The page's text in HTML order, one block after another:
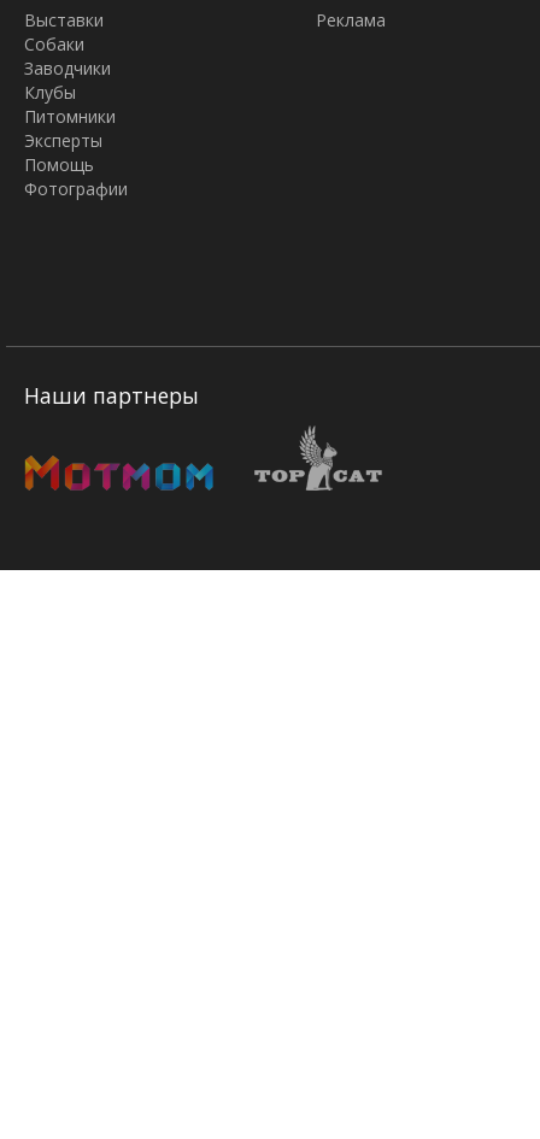
Выставки
Собаки
Заводчики
Клубы
Питомники
Эксперты
Помощь
Фотографии
Реклама
Наши партнеры